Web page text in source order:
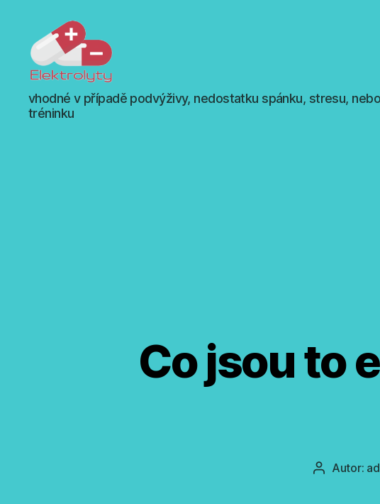
Elektrolyty
-
doplňky
vhodné v případě podvýživy, nedostatku spánku, stresu,
tréninku
Co jsou to
AutorAutor: